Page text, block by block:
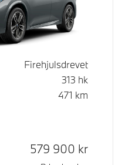
Firehjulsdrevet
313 hk
471 km
Kontantpris
579 900 kr